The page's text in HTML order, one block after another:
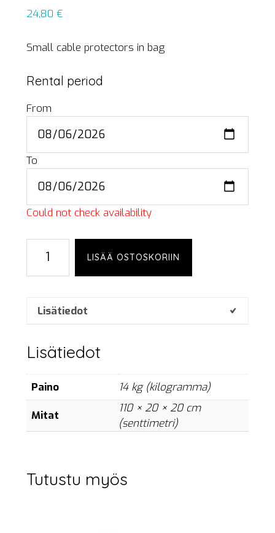
24,80 €
Small cable protectors in bag
Rental period
From
To
Could not check availability
cover,
small,
bag
pcs.
LISÄÄ OSTOSKORIIN
Lisätiedot
Lisätiedot
Paino
14 kg (kilogramma)
Mitat
110 × 20 × 20 cm
(senttimetri)
Tutustu myös